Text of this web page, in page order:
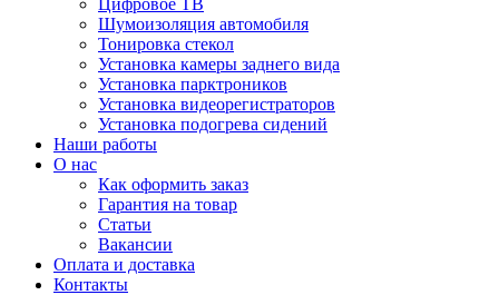
Цифровое ТВ
Шумоизоляция автомобиля
Тонировка стекол
Установка камеры заднего вида
Установка парктроников
Установка видеорегистраторов
Установка подогрева сидений
Наши работы
О нас
Как оформить заказ
Гарантия на товар
Статьи
Вакансии
Оплата и доставка
Контакты